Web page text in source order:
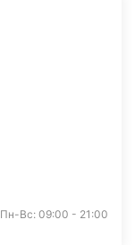
Пн-Вс: 09:00 - 21:00